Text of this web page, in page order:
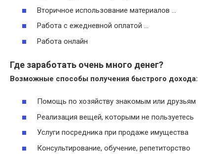
Вторичное использование материалов …
Работа с ежедневной оплатой …
Работа онлайн
Где заработать очень много денег?
Возможные способы получения быстрого дохода:
Помощь по хозяйству знакомым или друзьям
Реализация вещей, которыми не пользуетесь
Услуги посредника при продаже имущества
Консультирование, обучение, репетиторство